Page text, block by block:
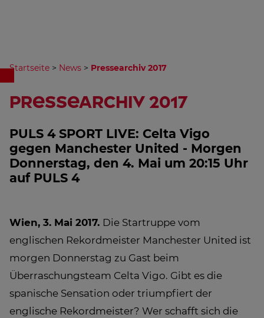
Startseite > News > Pressearchiv 2017
Pressearchiv 2017
PULS 4 SPORT LIVE: Celta Vigo
gegen Manchester United - Morgen
Donnerstag, den 4. Mai um 20:15 Uhr
auf PULS 4
Wien, 3. Mai 2017. Die Startruppe vom
englischen Rekordmeister Manchester United ist
morgen Donnerstag zu Gast beim
Überraschungsteam Celta Vigo. Gibt es die
spanische Sensation oder triumpfiert der
englische Rekordmeister? Wer schafft sich die